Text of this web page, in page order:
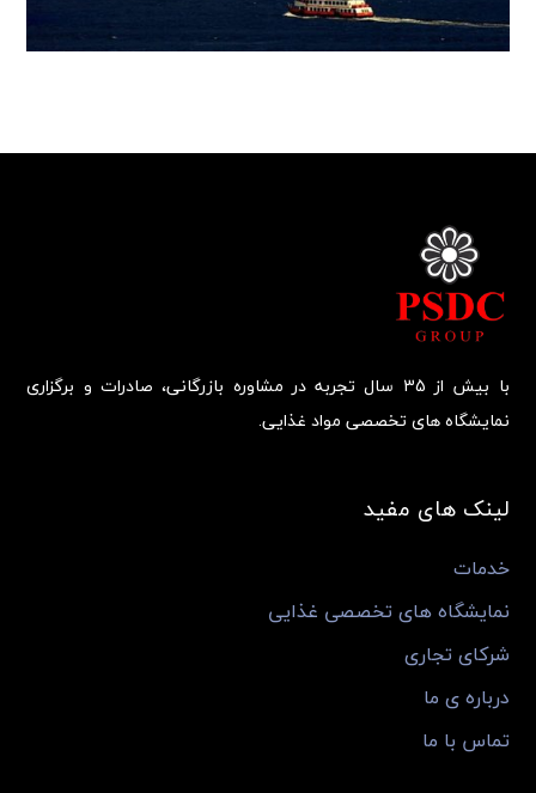
با بیش از 35 سال تجربه در مشاوره بازرگانی، صادرات و برگزاری
نمایشگاه های تخصصی مواد غذایی.
لینک های مفید
خدمات
نمایشگاه های تخصصی غذایی
شرکای تجاری
درباره ی ما
تماس با ما